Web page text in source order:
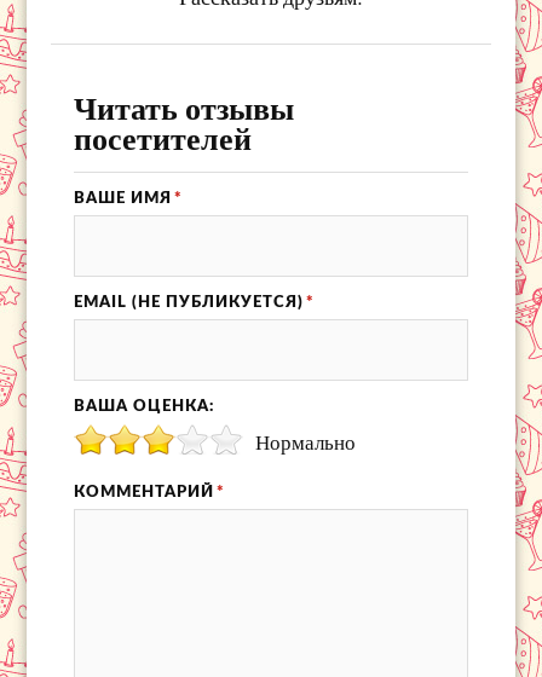
Читать отзывы
посетителей
ВАШЕ ИМЯ *
EMAIL (НЕ ПУБЛИКУЕТСЯ) *
ВАША ОЦЕНКА:
Нормально
КОММЕНТАРИЙ *